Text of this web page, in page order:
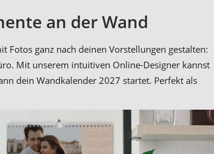
an der Wand
Fotos ganz nach deinen Vorstellungen gestalten:
Mit unserem intuitiven Online-Designer kannst
dein Wandkalender 2027 startet. Perfekt als